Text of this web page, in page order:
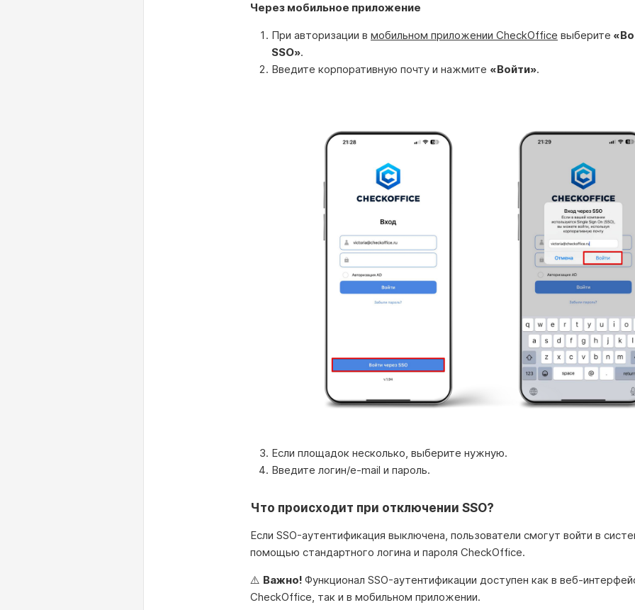
Через мобильное приложение
При авторизации в мобильном приложении CheckOffice выберите
SSO».
Введите корпоративную почту и нажмите «Войти».
Если площадок несколько, выберите нужную.
Введите логин/e-mail и пароль.
Что происходит при отключении SSO?
Если SSO-аутентификация выключена, пользователи смогут войти в
помощью стандартного логина и пароля CheckOffice.
⚠️ Важно! Функционал SSO-аутентификации доступен как в веб-
CheckOffice, так и в мобильном приложении.